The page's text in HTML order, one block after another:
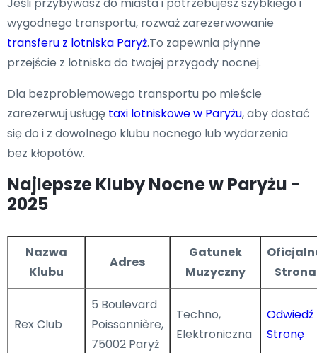
wygodnego transportu, rozważ zarezerwowanie
transferu z lotniska Paryż.To zapewnia płynne
przejście z lotniska do twojej przygody nocnej.
Dla bezproblemowego transportu po mieście
zarezerwuj usługę taxi lotniskowe w Paryżu, aby dostać
się do i z dowolnego klubu nocnego lub wydarzenia
bez kłopotów.
Najlepsze Kluby Nocne w Paryżu -
2025
Nazwa
Klubu
Adres
Gatunek
Muzyczny
Strona
Rex Club
5 Boulevard
Poissonnière,
75002 Paryż
Techno,
Elektroniczna
Odwiedź
Stronę